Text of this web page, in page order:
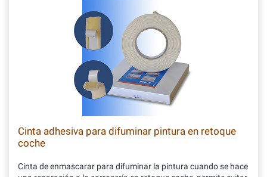
Cinta adhesiva para difuminar pintura en retoque
coche
Cinta de enmascarar para difuminar la pintura cuando se hace